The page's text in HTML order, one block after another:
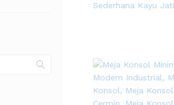
Sederhana Kayu Jati